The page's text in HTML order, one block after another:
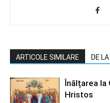
ARTICOLE SIMILARE DE
Înălțarea la
Hristos